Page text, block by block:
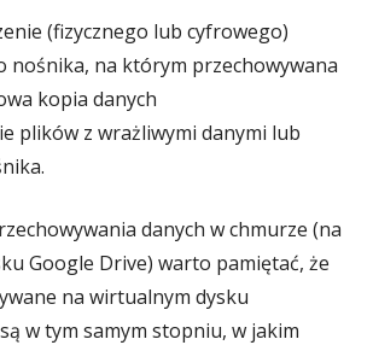
(fizycznego lub cyfrowego)
nośnika, na którym przechowywana
kopia danych
plików z wrażliwymi danymi lub
danych w chmurze (na
Google Drive) warto pamiętać, że
na wirtualnym dysku
w tym samym stopniu, w jakim